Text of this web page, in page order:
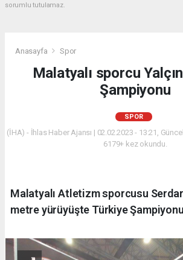
sorumlu tutulamaz.
Anasayfa Spor
Malatyalı sporcu
Şampiyonu
SPOR
(İHA) - İhlas Haber Ajansı | 02.02.2023 - 13:21,
6179+ kez okundu.
Malatyalı Atletizm sporcusu Serdar
metre yürüyüşte Türkiye